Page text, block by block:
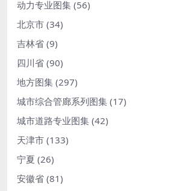
动力专业图集 (56)
北京市 (34)
吉林省 (9)
四川省 (90)
地方图集 (297)
城市综合管廊系列图集 (17)
城市道路专业图集 (42)
天津市 (133)
宁夏 (26)
安徽省 (81)